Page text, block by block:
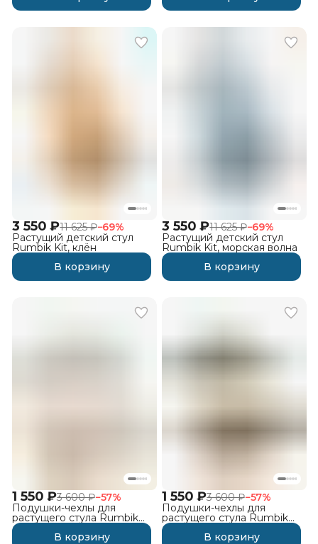
3 550 ₽11 625 ₽−69%
Растущий детский стул
Rumbik Kit, клён
В корзину
3 550 ₽11 625 ₽−69%
Растущий детский стул
Rumbik Kit, морская волна
В корзину
1 550 ₽3 600 ₽−57%
Подушки-чехлы для
растущего стула Rumbik
IQ, транспорт
В корзину
1 550 ₽3 600 ₽−57%
Подушки-чехлы для
растущего стула Rumbik
IQ, оливковые
В корзину